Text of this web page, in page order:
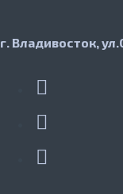
г. Владивосток,